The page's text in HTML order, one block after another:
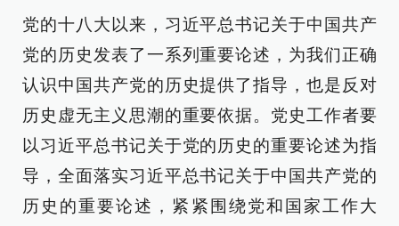
党的十八大以来，习近平总书记关于中国共产
党的历史发表了一系列重要论述，为我们正确
认识中国共产党的历史提供了指导，也是反对
历史虚无主义思潮的重要依据。党史工作者要
以习近平总书记关于党的历史的重要论述为指
导，全面落实习近平总书记关于中国共产党的
历史的重要论述，紧紧围绕党和国家工作大